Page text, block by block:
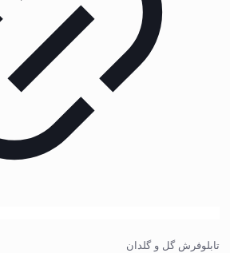
تابلوفرش گل و گلدان